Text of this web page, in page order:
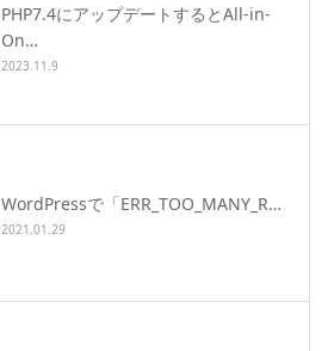
PHP7.4にアップデートするとAll-in-
On…
2023.11.9
WordPressで「ERR_TOO_MANY_R…
2021.01.29